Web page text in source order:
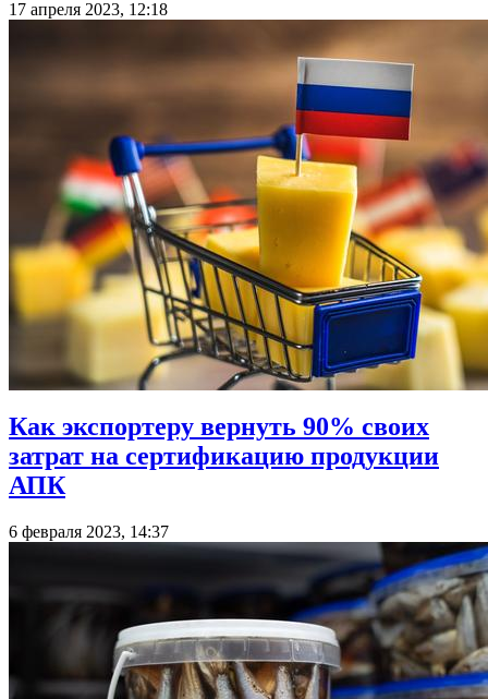
17 апреля 2023, 12:18
Как экспортеру вернуть 90% своих
затрат на сертификацию продукции
АПК
6 февраля 2023, 14:37